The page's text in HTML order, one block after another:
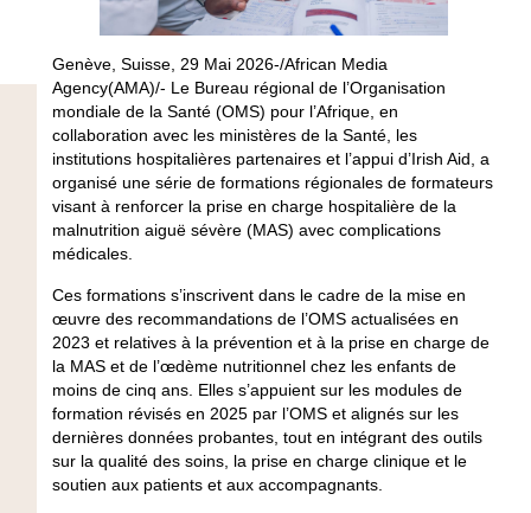
Genève, Suisse, 29 Mai 2026-/African Media
Agency(AMA)/- Le Bureau régional de l’Organisation
mondiale de la Santé (OMS) pour l’Afrique, en
collaboration avec les ministères de la Santé, les
institutions hospitalières partenaires et l’appui d’Irish Aid, a
organisé une série de formations régionales de formateurs
visant à renforcer la prise en charge hospitalière de la
malnutrition aiguë sévère (MAS) avec complications
médicales.
Ces formations s’inscrivent dans le cadre de la mise en
œuvre des recommandations de l’OMS actualisées en
2023 et relatives à la prévention et à la prise en charge de
la MAS et de l’œdème nutritionnel chez les enfants de
moins de cinq ans. Elles s’appuient sur les modules de
formation révisés en 2025 par l’OMS et alignés sur les
dernières données probantes, tout en intégrant des outils
sur la qualité des soins, la prise en charge clinique et le
soutien aux patients et aux accompagnants.